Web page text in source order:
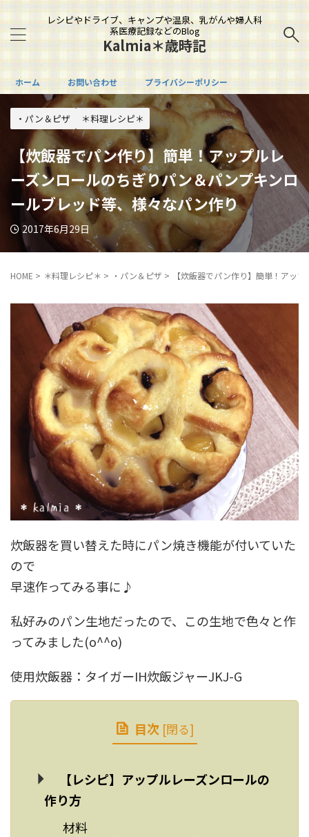
レシピやドライブ、キャンプや温泉、乳がんや婦人科
系医療記録などのBlog
Kalmia＊歳時記
ホーム お問い合わせ プライバシーポリシー
・パン＆ピザ ＊料理レシピ＊
【炊飯器でパン作り】簡単！アップルレ
ーズンロールのちぎりパン＆パンプキンロ
ールブレッド等、様々なパン作り
2017年6月29日
HOME > ＊料理レシピ＊ > ・パン＆ピザ > 【炊飯器でパン作り】簡単！アッ
炊飯器を買い替えた時にパン焼き機能が付いていた
ので
早速作ってみる事に♪
私好みのパン生地だったので、この生地で色々と作
ってみました(o^^o)
使用炊飯器：タイガーIH炊飯ジャーJKJ-G
目次 [閉る]
【レシピ】アップルレーズンロールの
作り方
材料